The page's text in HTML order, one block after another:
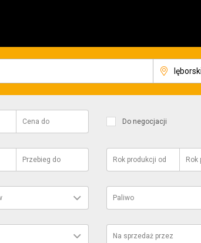
Cena do Do negocjacji
Przebieg do Rok produkcji od Rok
Paliwo
Na sprzedaż przez